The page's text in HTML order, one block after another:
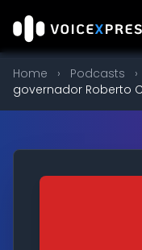
Home › Podcasts ›
governador Roberto